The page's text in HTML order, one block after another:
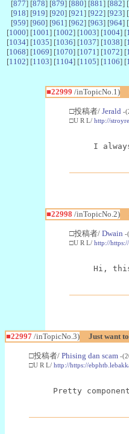
[877] [878] [879] [880] [881 ] [882] [
[918] [919] [920] [921 ] [922] [923] [
[959] [960] [961 ] [962] [963] [964] [
[1000] [1001 ] [1002] [1003] [1004] [
[1034] [1035] [1036] [1037] [1038] [
[1068] [1069] [1070] [1071 ] [1072] [
[1102] [1103] [1104] [1105] [1106] [
■22999 /inTopicNo.1)
□投稿者/ Jerald -
□U R L/ http://
I
■22998 /inTopicNo.2)
□投稿者/ Dwain -
□U R L/ http://
Hi,
■22997 /inTopicNo.3) Just want
□投稿者/ Phising dan scam -
□U R L/ http://https://
Pretty